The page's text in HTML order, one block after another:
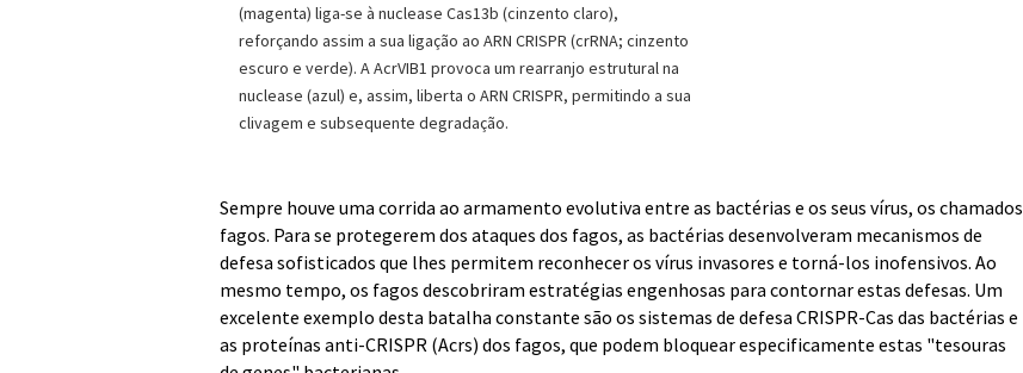
(magenta) liga-se à nuclease Cas13b (cinzento claro),
reforçando assim a sua ligação ao ARN CRISPR (crRNA; cinzento
escuro e verde). A AcrVIB1 provoca um rearranjo estrutural na
nuclease (azul) e, assim, liberta o ARN CRISPR, permitindo a sua
clivagem e subsequente degradação.
Sempre houve uma corrida ao armamento evolutiva entre as bactérias e os seus vírus, os chamados
fagos. Para se protegerem dos ataques dos fagos, as bactérias desenvolveram mecanismos de
defesa sofisticados que lhes permitem reconhecer os vírus invasores e torná-los inofensivos. Ao
mesmo tempo, os fagos descobriram estratégias engenhosas para contornar estas defesas. Um
excelente exemplo desta batalha constante são os sistemas de defesa CRISPR-Cas das bactérias e
as proteínas anti-CRISPR (Acrs) dos fagos, que podem bloquear especificamente estas "tesouras